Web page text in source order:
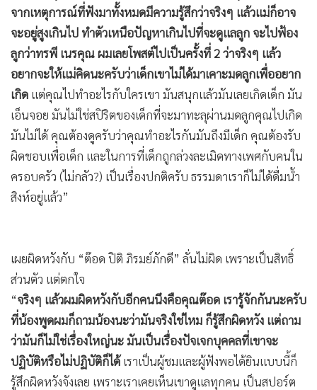
จากเหตุการณ์ที่ฟังมาทั้งหมดมีความรู้สึกว่าจริงๆ แล้วแม่ก็อาจ
จะอยู่สูงเกินไป ทำตัวเหนือปัญหาเกินไปที่จะดูแลลูก จะไปฟ้อง
ลูกว่าทรพี เนรคุณ ผมเลยโพสต์ไปเป็นครั้งที่ 2 ว่าจริงๆ แล้ว
อยากจะให้แม่คิดนะครับว่าเด็กเขาไม่ได้มาเคาะมดลูกเพื่ออยาก
เกิด แต่คุณไปทำอะไรกับใครเขา มันสนุกแล้วมันเลยเกิดเด็ก มัน
เอ็นจอย มันไม่ใช่สปิริตของเด็กที่จะมาทะลุผ่านมดลูกคุณไปเกิด
มันไม่ได้ คุณต้องดูครับว่าคุณทำอะไรกันมันถึงมีเด็ก คุณต้องรับ
ผิดชอบเพื่อเด็ก และในการที่เด็กถูกล่วงละเมิดทางเพศกับคนใน
ครอบครัว (ไม่กลัว?) เป็นเรื่องปกติครับ ธรรมดาเราก็ไม่ได้ดื่มน้ำ
สิงห์อยู่แล้ว”
เผยผิดหวังกับ “ต๊อด ปิติ ภิรมย์ภักดี” ลั่นไม่ผิด เพราะเป็นสิทธิ์
ส่วนตัว แต่ตกใจ
“จริงๆ แล้วผมผิดหวังกับอีกคนนึงคือคุณต๊อด เรารู้จักกันนะครับ
ที่น้องพูดผมก็ถามน้องนะว่ามันจริงใช่ไหม ก็รู้สึกผิดหวัง แต่ถาม
ว่ามันก็ไม่ใช่เรื่องใหญ่นะ มันเป็นเรื่องปัจเจกบุคคลที่เขาจะ
ปฏิบัติหรือไม่ปฏิบัติก็ได้เราเป็นผู้ชมและผู้ฟังพอได้ยินแบบนี้ก็
รู้สึกผิดหวังจังเลย เพราะเราเคยเห็นเขาดูแลทุกคน เป็นสปอร์ต